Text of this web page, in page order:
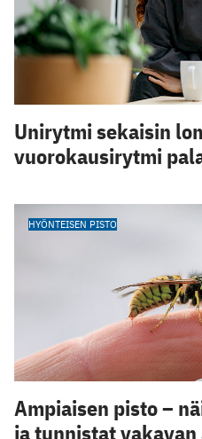
Unirytmi sekaisin
vuorokausirytmi
HYÖNTEISEN PISTO
Ampiaisen pisto –
ja tunnistat